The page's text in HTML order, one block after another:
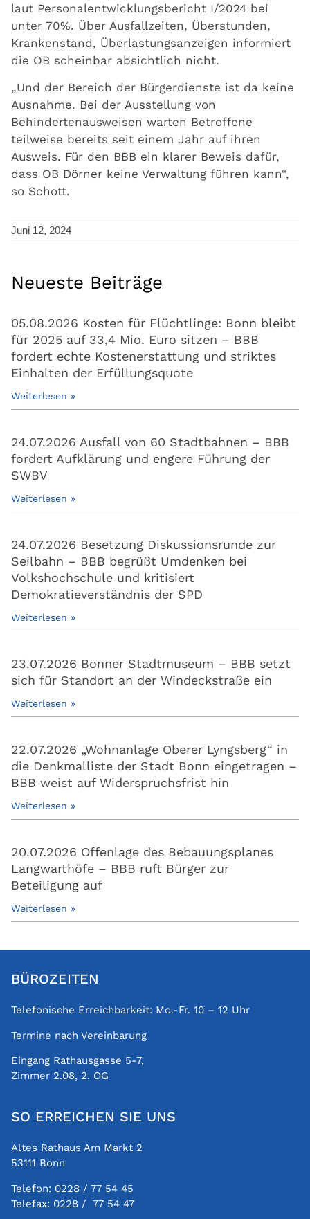
laut Personalentwicklungsbericht I/2024 bei
unter 70%. Über Ausfallzeiten, Überstunden,
Krankenstand, Überlastungsanzeigen informiert
die OB scheinbar absichtlich nicht.
„Und der Bereich der Bürgerdienste ist da keine
Ausnahme. Bei der Ausstellung von
Behindertenausweisen warten Betroffene
teilweise bereits seit einem Jahr auf ihren
Ausweis. Für den BBB ein klarer Beweis dafür,
dass OB Dörner keine Verwaltung führen kann“,
so Schott.
Juni 12, 2024
Neueste Beiträge
05.08.2026 Kosten für Flüchtlinge: Bonn bleibt
für 2025 auf 33,4 Mio. Euro sitzen – BBB
fordert echte Kostenerstattung und striktes
Einhalten der Erfüllungsquote
Weiterlesen »
24.07.2026 Ausfall von 60 Stadtbahnen – BBB
fordert Aufklärung und engere Führung der
SWBV
Weiterlesen »
24.07.2026 Besetzung Diskussionsrunde zur
Seilbahn – BBB begrüßt Umdenken bei
Volkshochschule und kritisiert
Demokratieverständnis der SPD
Weiterlesen »
23.07.2026 Bonner Stadtmuseum – BBB setzt
sich für Standort an der Windeckstraße ein
Weiterlesen »
22.07.2026 „Wohnanlage Oberer Lyngsberg“ in
die Denkmalliste der Stadt Bonn eingetragen –
BBB weist auf Widerspruchsfrist hin
Weiterlesen »
20.07.2026 Offenlage des Bebauungsplanes
Langwarthöfe – BBB ruft Bürger zur
Beteiligung auf
Weiterlesen »
BÜROZEITEN
Telefonische Erreichbarkeit: Mo.-Fr. 10 – 12 Uhr
Termine nach Vereinbarung
Eingang Rathausgasse 5-7,
Zimmer 2.08, 2. OG
SO ERREICHEN SIE UNS
Altes Rathaus Am Markt 2
53111 Bonn
Telefon: 0228 / 77 54 45
Telefax: 0228 / 77 54 47